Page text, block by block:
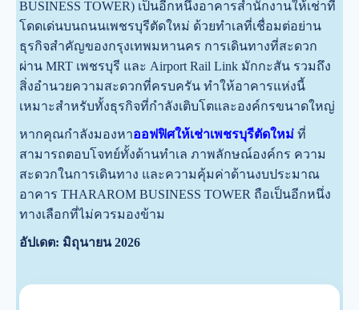
BUSINESS TOWER) เป็นอีกหนึ่งอาคารสำนักงานให้เช่าที่
โดดเด่นบนถนนเพชรบุรีตัดใหม่ ด้วยทำเลที่เชื่อมต่อย่าน
ธุรกิจสำคัญของกรุงเทพมหานคร การเดินทางที่สะดวก
ผ่าน MRT เพชรบุรี และ Airport Rail Link มักกะสัน รวมถึง
สิ่งอำนวยความสะดวกที่ครบครัน ทำให้อาคารแห่งนี้
เหมาะสำหรับทั้งธุรกิจที่กำลังเติบโตและองค์กรขนาดใหญ่
หากคุณกำลังมองหาออฟฟิศให้เช่าเพชรบุรีตัดใหม่ ที่
สามารถตอบโจทย์ทั้งด้านทำเล ภาพลักษณ์องค์กร ความ
สะดวกในการเดินทาง และความคุ้มค่าด้านงบประมาณ
อาคาร THARAROM BUSINESS TOWER ถือเป็นอีกหนึ่ง
ทางเลือกที่ไม่ควรมองข้าม
อัปเดต: มิถุนายน 2026